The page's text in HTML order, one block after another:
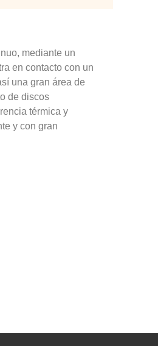
mediante un
en contacto con un
una gran área de
de discos
térmica y
y con gran